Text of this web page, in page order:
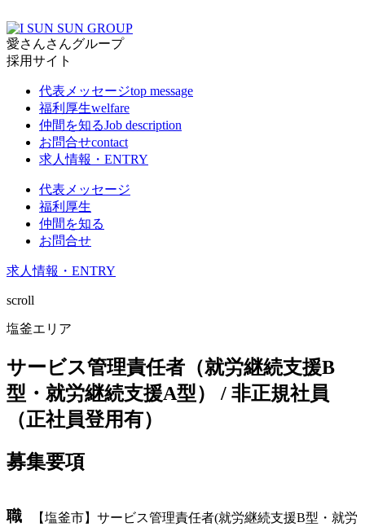
愛さんさんグループ
採用サイト
代表メッセージtop message
福利厚生welfare
仲間を知るJob description
お問合せcontact
求人情報・ENTRY
代表メッセージ
福利厚生
仲間を知る
お問合せ
求人情報・ENTRY
scroll
塩釜エリア
サービス管理責任者（就労継続支援B
型・就労継続支援A型） / 非正規社員
（正社員登用有）
募集要項
職
【塩釜市】サービス管理責任者(就労継続支援B型・就労